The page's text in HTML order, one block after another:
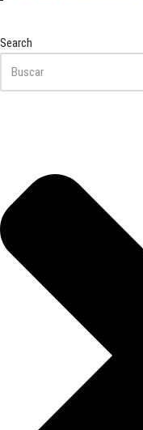
Search